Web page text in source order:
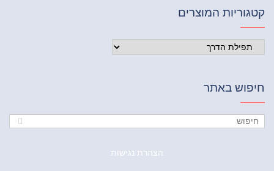
קטגוריות המוצרים
חיפוש באתר
הצהרת נגישות